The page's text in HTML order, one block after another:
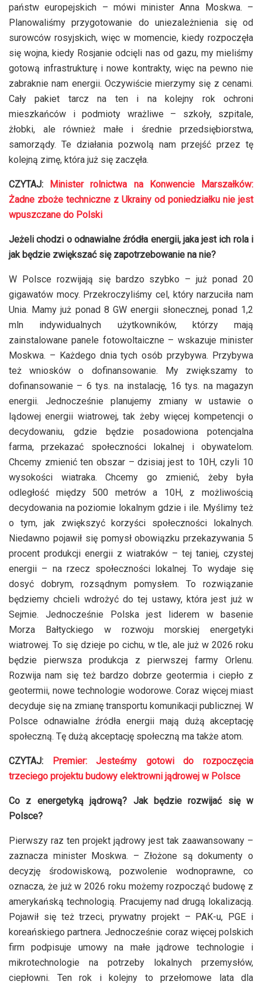
państw europejskich – mówi minister Anna Moskwa. –
Planowaliśmy przygotowanie do uniezależnienia się od
surowców rosyjskich, więc w momencie, kiedy rozpoczęła
się wojna, kiedy Rosjanie odcięli nas od gazu, my mieliśmy
gotową infrastrukturę i nowe kontrakty, więc na pewno nie
zabraknie nam energii. Oczywiście mierzymy się z cenami.
Cały pakiet tarcz na ten i na kolejny rok ochroni
mieszkańców i podmioty wrażliwe – szkoły, szpitale,
żłobki, ale również małe i średnie przedsiębiorstwa,
samorządy. Te działania pozwolą nam przejść przez tę
kolejną zimę, która już się zaczęła.
CZYTAJ: Minister rolnictwa na Konwencie Marszałków:
Żadne zboże techniczne z Ukrainy od poniedziałku nie jest
wpuszczane do Polski
Jeżeli chodzi o odnawialne źródła energii, jaka jest ich rola i
jak będzie zwiększać się zapotrzebowanie na nie?
W Polsce rozwijają się bardzo szybko – już ponad 20
gigawatów mocy. Przekroczyliśmy cel, który narzuciła nam
Unia. Mamy już ponad 8 GW energii słonecznej, ponad 1,2
mln indywidualnych użytkowników, którzy mają
zainstalowane panele fotowoltaiczne – wskazuje minister
Moskwa. – Każdego dnia tych osób przybywa. Przybywa
też wniosków o dofinansowanie. My zwiększamy to
dofinansowanie – 6 tys. na instalację, 16 tys. na magazyn
energii. Jednocześnie planujemy zmiany w ustawie o
lądowej energii wiatrowej, tak żeby więcej kompetencji o
decydowaniu, gdzie będzie posadowiona potencjalna
farma, przekazać społeczności lokalnej i obywatelom.
Chcemy zmienić ten obszar – dzisiaj jest to 10H, czyli 10
wysokości wiatraka. Chcemy go zmienić, żeby była
odległość między 500 metrów a 10H, z możliwością
decydowania na poziomie lokalnym gdzie i ile. Myślimy też
o tym, jak zwiększyć korzyści społeczności lokalnych.
Niedawno pojawił się pomysł obowiązku przekazywania 5
procent produkcji energii z wiatraków – tej taniej, czystej
energii – na rzecz społeczności lokalnej. To wydaje się
dosyć dobrym, rozsądnym pomysłem. To rozwiązanie
będziemy chcieli wdrożyć do tej ustawy, która jest już w
Sejmie. Jednocześnie Polska jest liderem w basenie
Morza Bałtyckiego w rozwoju morskiej energetyki
wiatrowej. To się dzieje po cichu, w tle, ale już w 2026 roku
będzie pierwsza produkcja z pierwszej farmy Orlenu.
Rozwija nam się też bardzo dobrze geotermia i ciepło z
geotermii, nowe technologie wodorowe. Coraz więcej miast
decyduje się na zmianę transportu komunikacji publicznej. W
Polsce odnawialne źródła energii mają dużą akceptację
społeczną. Tę dużą akceptację społeczną ma także atom.
CZYTAJ: Premier: Jesteśmy gotowi do rozpoczęcia
trzeciego projektu budowy elektrowni jądrowej w Polsce
Co z energetyką jądrową? Jak będzie rozwijać się w
Polsce?
Pierwszy raz ten projekt jądrowy jest tak zaawansowany –
zaznacza minister Moskwa. – Złożone są dokumenty o
decyzję środowiskową, pozwolenie wodnoprawne, co
oznacza, że już w 2026 roku możemy rozpocząć budowę z
amerykańską technologią. Pracujemy nad drugą lokalizacją.
Pojawił się też trzeci, prywatny projekt – PAK-u, PGE i
koreańskiego partnera. Jednocześnie coraz więcej polskich
firm podpisuje umowy na małe jądrowe technologie i
mikrotechnologie na potrzeby lokalnych przemysłów,
ciepłowni. Ten rok i kolejny to przełomowe lata dla